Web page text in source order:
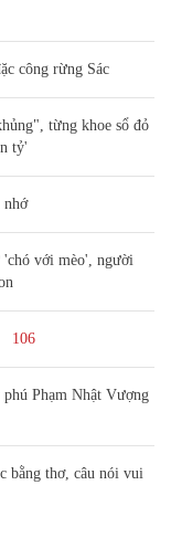
công rừng Sác
từng khoe sổ đỏ
tỷ'
nhớ
'chó với mèo', người
106
Phạm Nhật Vượng
bằng thơ, câu nói vui